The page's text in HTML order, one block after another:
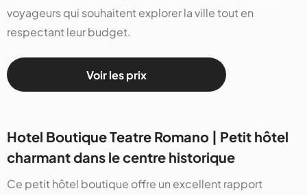
voyageurs qui souhaitent explorer la ville tout en
respectant leur budget.
Voir les prix
Hotel Boutique Teatre Romano | Petit hôtel
charmant dans le centre historique
Ce petit hôtel boutique offre un excellent rapport